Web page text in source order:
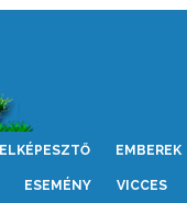
ELKÉPESZTŐ EMBEREK
ESEMÉNY VICCES